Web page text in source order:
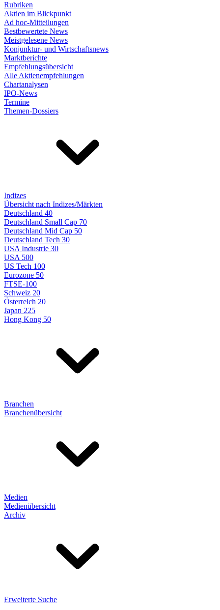
Rubriken
Aktien im Blickpunkt
Ad hoc-Mitteilungen
Bestbewertete News
Meistgelesene News
Konjunktur- und Wirtschaftsnews
Marktberichte
Empfehlungsübersicht
Alle Aktienempfehlungen
Chartanalysen
IPO-News
Termine
Themen-Dossiers
Indizes
Übersicht nach Indizes/Märkten
Deutschland 40
Deutschland Small Cap 70
Deutschland Mid Cap 50
Deutschland Tech 30
USA Industrie 30
USA 500
US Tech 100
Eurozone 50
FTSE-100
Schweiz 20
Österreich 20
Japan 225
Hong Kong 50
Branchen
Branchenübersicht
Medien
Medienübersicht
Archiv
Erweiterte Suche